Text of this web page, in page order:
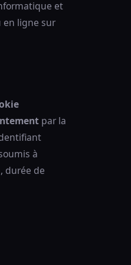
et
en ligne sur
par la
à
durée de